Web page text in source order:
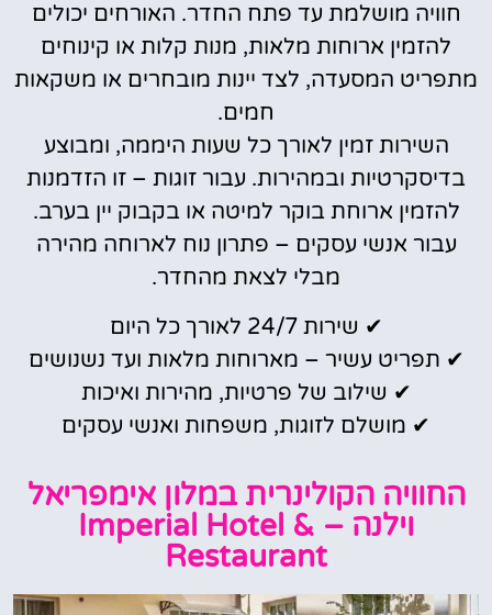
חוויה מושלמת עד פתח החדר. האורחים יכולים
להזמין ארוחות מלאות, מנות קלות או קינוחים
מתפריט המסעדה, לצד יינות מובחרים או משקאות
חמים.
השירות זמין לאורך כל שעות היממה, ומבוצע
בדיסקרטיות ובמהירות. עבור זוגות – זו הזדמנות
להזמין ארוחת בוקר למיטה או בקבוק יין בערב.
עבור אנשי עסקים – פתרון נוח לארוחה מהירה
מבלי לצאת מהחדר.
✔ שירות 24/7 לאורך כל היום
✔ תפריט עשיר – מארוחות מלאות ועד נשנושים
✔ שילוב של פרטיות, מהירות ואיכות
✔ מושלם לזוגות, משפחות ואנשי עסקים
החוויה הקולינרית במלון אימפריאל
וילנה – Imperial Hotel &
Restaurant